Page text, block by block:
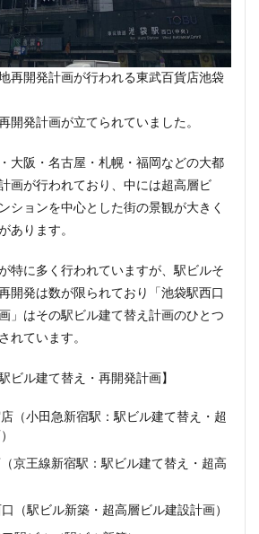
再開発計画が行われる東武百貨店池袋
開発計画が立てられていました。
大阪・名古屋・札幌・福岡などの大都
画が行われており、中には超高層ビ
ションを中心とした街の景観が大きく
あります。
特に多く行われていますが、駅ビルそ
開発は数が限られており「池袋駅西口
」はその駅ビル建て替え計画のひとつ
れています。
ビル建て替え・再開発計画】
（小田急新宿駅：駅ビル建て替え・超
京王線新宿駅：駅ビル建て替え・超高
（駅ビル新築・超高層ビル建設計画）